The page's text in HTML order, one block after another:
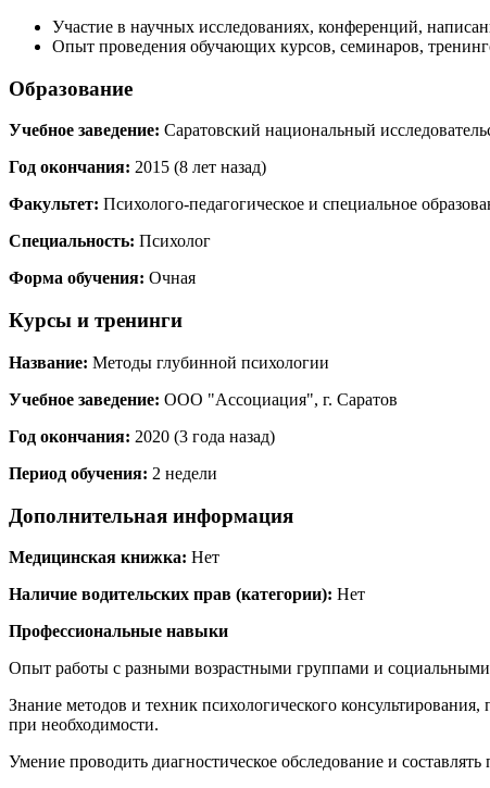
Участие в научных исследованиях, конференций,
Опыт проведения обучающих курсов, семинаров,
Образование
Учебное заведение: Саратовский национальный
Год окончания: 2015 (8 лет назад)
Факультет: Психолого-педагогическое и специальное
Специальность: Психолог
Форма обучения: Очная
Курсы и тренинги
Название: Методы глубинной психологии
Учебное заведение: ООО "Ассоциация", г. Саратов
Год окончания: 2020 (3 года назад)
Период обучения: 2 недели
Дополнительная информация
Медицинская книжка: Нет
Наличие водительских прав (категории): Нет
Профессиональные навыки
Опыт работы с разными возрастными группами и социальными
Знание методов и техник психологического
при необходимости.
Умение проводить диагностическое обследование и